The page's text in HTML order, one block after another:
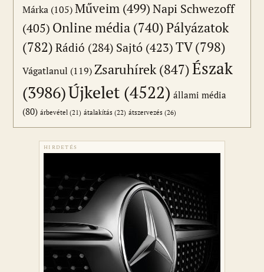
Márka (105) Műveim (499)Napi Schwezoff
(405) Online média (740)Pályázatok
(782) Rádió (284) Sajtó (423)TV(798)
Vágatlanul (119)Zsaruhírek(847)Észak
(3986)Újkelet (4522) állami média
(80) árbevétel (21) átalakítás (22) átszervezés (26)
HIRDETÉS